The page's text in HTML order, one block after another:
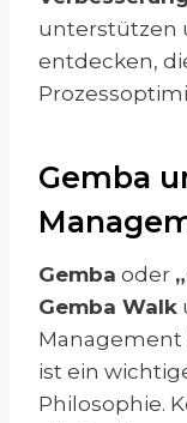
unterstützen
entdecken,
Gemba
Gemba oder
Gemba Walk
Management
ist ein
Philosophie.